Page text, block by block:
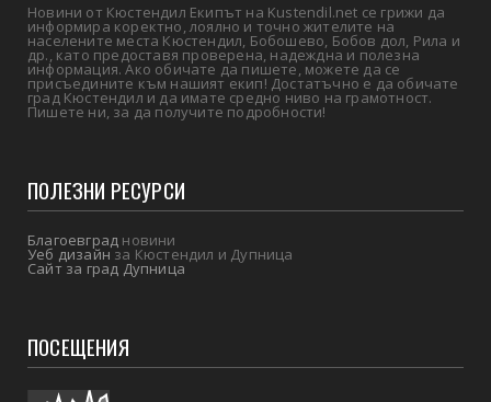
Новини от Кюстендил Екипът на Kustendil.net се грижи да
информира коректно, лоялно и точно жителите на
населените места Кюстендил, Бобошево, Бобов дол, Рила и
др., като предоставя проверена, надеждна и полезна
информация. Ако обичате да пишете, можете да се
присъедините към нашият екип! Достатъчно е да обичате
град Кюстендил и да имате средно ниво на грамотност.
Пишете ни, за да получите подробности!
ПОЛЕЗНИ РЕСУРСИ
Благоевград новини
Уеб дизайнза Кюстендил и Дупница
Сайт за град Дупница
ПОСЕЩЕНИЯ